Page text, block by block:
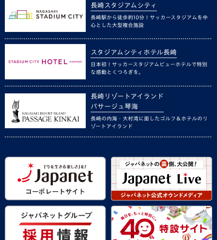
長崎スタジアムシティ
長崎駅から徒歩約10分！サッカースタジアムを中
心とした大型複合施設
スタジアムシティホテル長崎
日本初！サッカースタジアムビューホテルで特別
な感動とくつろぎを。
長崎リゾートアイランド
パサージュ琴海
長崎の内海・大村湾に面したゴルフ＆ホテルのリ
ゾートアイランド